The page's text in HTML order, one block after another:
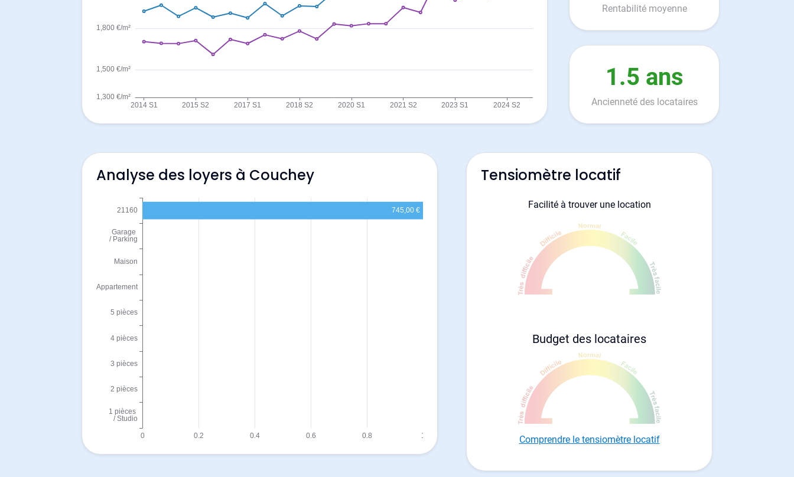
Rentabilité moyenne
1.5 ans
Ancienneté des locataires
Analyse des loyers à Couchey Tensiomètre locatif
Facilité à trouver une location
Budget des locataires
Comprendre le tensiomètre locatif